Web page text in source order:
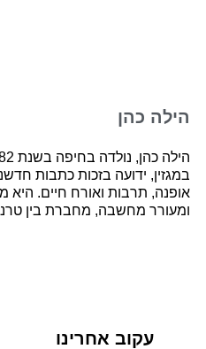
הילה כהן
במגזין, ידועה בזכות כתבות
אופנה, תרבות ואורח חיים. היא
ומעורר מחשבה, מחברת בין
עקוב אחרינו